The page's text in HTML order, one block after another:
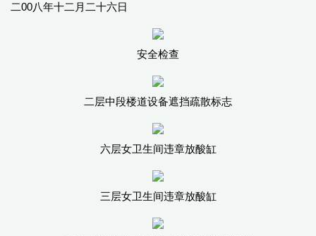
二00八年十二月二十六日
安全检查
二层中段楼道设备遮挡疏散标志
六层女卫生间违章放酸缸
三层女卫生间违章放酸缸